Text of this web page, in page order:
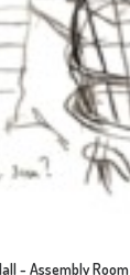
- Assembly Room